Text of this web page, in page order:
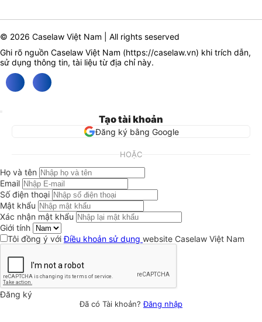
© 2026 Caselaw Việt Nam | All rights seserved
Ghi rõ nguồn Caselaw Việt Nam (https://caselaw.vn) khi trích dẫn,
sử dụng thông tin, tài liệu từ địa chỉ này.
Tạo tài khoản
Đăng ký bằng Google
HOẶC
Họ và tên
Email
Số điện thoại
Mật khẩu
Xác nhận mật khẩu
Giới tính
Tôi đồng ý vớiĐiều khoản sử dụng website Caselaw Việt Nam
Đăng ký
Đã có Tài khoản?Đăng nhập